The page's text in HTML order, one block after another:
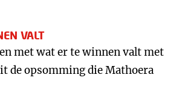
VALT
met wat er te winnen valt met
de opsomming die Mathoera